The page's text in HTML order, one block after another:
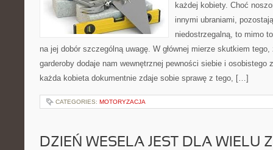
każdej kobiety. Choć
innymi ubraniami,
niedostrzegalną, to mimo
na jej dobór szczególną uwagę. W głównej mierze skutkiem
garderoby dodaje nam wewnętrznej pewności siebie i osobistego
każda kobieta dokumentnie zdaje sobie sprawę z tego, […]
CATEGORIES: MOTORYZACJA
DZIEŃ WESELA JEST DLA WIELU